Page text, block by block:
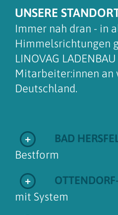
UNSERE
Immer nah dran - in
Himmelsrichtungen
LINOVAG
Mitarbeiter:innen an
Deutschland.
BAD
Bestform
mit System